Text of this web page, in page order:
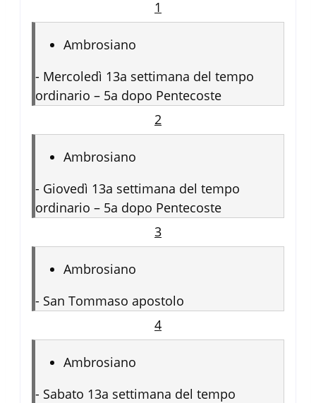
1
Ambrosiano
- Mercoledì 13a settimana del tempo
ordinario – 5a dopo Pentecoste
2
Ambrosiano
- Giovedì 13a settimana del tempo
ordinario – 5a dopo Pentecoste
3
Ambrosiano
- San Tommaso apostolo
4
Ambrosiano
- Sabato 13a settimana del tempo